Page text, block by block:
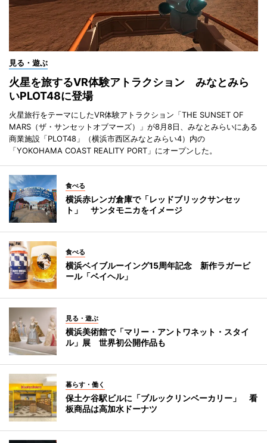
見る・遊ぶ
火星を旅するVR体験アトラクション みなとみら
いPLOT48に登場
火星旅行をテーマにしたVR体験アトラクション「THE SUNSET OF
MARS（ザ・サンセットオブマーズ）」が8月8日、みなとみらいにある
商業施設「PLOT48」（横浜市西区みなとみらい4）内の
「YOKOHAMA COAST REALITY PORT」にオープンした。
食べる
横浜赤レンガ倉庫で「レッドブリックサンセッ
ト」 サンタモニカをイメージ
食べる
横浜ベイブルーイング15周年記念 新作ラガービ
ール「ベイヘル」
見る・遊ぶ
横浜美術館で「マリー・アントワネット・スタイ
ル」展 世界初公開作品も
暮らす・働く
保土ケ谷駅ビルに「ブルックリンベーカリー」 看
板商品は高加水ドーナツ